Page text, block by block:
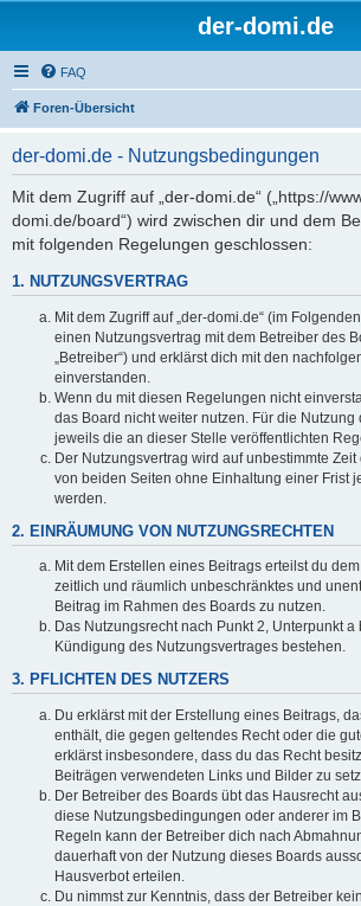
der-domi.de
FAQ
Foren-Übersicht
der-domi.de - Nutzungsbedingungen
Mit dem Zugriff auf „der-domi.de“ („https://
domi.de/board“) wird zwischen dir und dem
mit folgenden Regelungen geschlossen:
1. NUTZUNGSVERTRAG
Mit dem Zugriff auf „der-domi.de“ (im
einen Nutzungsvertrag mit dem Betreiber des
„Betreiber“) und erklärst dich mit den
einverstanden.
Wenn du mit diesen Regelungen nicht
das Board nicht weiter nutzen. Für die Nutzung
jeweils die an dieser Stelle veröffentlichten
Der Nutzungsvertrag wird auf unbestimmte
von beiden Seiten ohne Einhaltung einer Frist
werden.
2. EINRÄUMUNG VON NUTZUNGSRECHTEN
Mit dem Erstellen eines Beitrags erteilst du
zeitlich und räumlich unbeschränktes und
Beitrag im Rahmen des Boards zu nutzen.
Das Nutzungsrecht nach Punkt 2, Unterpunkt a
Kündigung des Nutzungsvertrages bestehen.
3. PFLICHTEN DES NUTZERS
Du erklärst mit der Erstellung eines Beitrags,
enthält, die gegen geltendes Recht oder die
erklärst insbesondere, dass du das Recht
Beiträgen verwendeten Links und Bilder zu
Der Betreiber des Boards übt das Hausrecht
diese Nutzungsbedingungen oder anderer im
Regeln kann der Betreiber dich nach
dauerhaft von der Nutzung dieses Boards
Hausverbot erteilen.
Du nimmst zur Kenntnis, dass der Betreiber